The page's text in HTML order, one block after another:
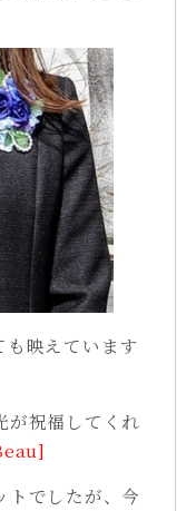
映えています
が祝福してくれ
トでしたが、今